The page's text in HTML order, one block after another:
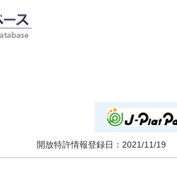
開放特許情報登録日： 2021/11/19